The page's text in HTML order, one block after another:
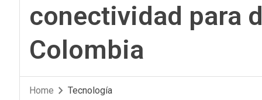
conectividad para
Colombia
Home Tecnología